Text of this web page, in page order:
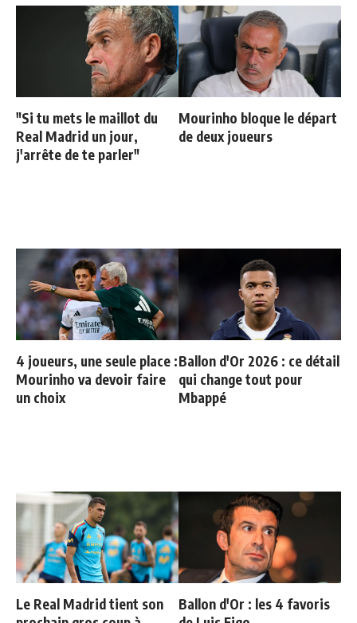
"Si tu mets le maillot du
Real Madrid un jour,
j'arrête de te parler"
Mourinho bloque le départ
de deux joueurs
4 joueurs, une seule place :
Mourinho va devoir faire
un choix
Ballon d'Or 2026 : ce détail
qui change tout pour
Mbappé
Le Real Madrid tient son
Ballon d'Or : les 4 favoris